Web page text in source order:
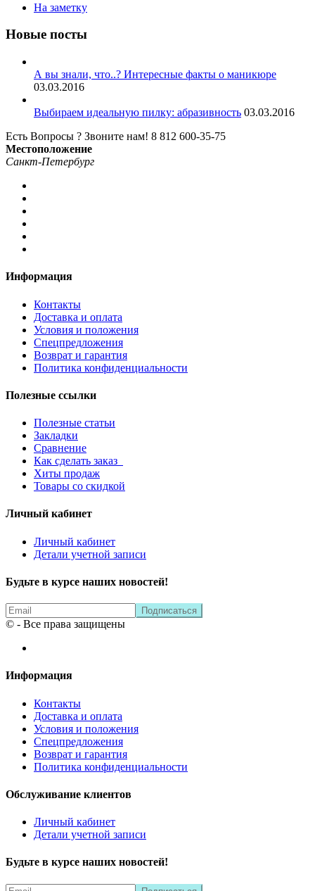
На заметку
Новые посты
А вы знали, что..? Интересные факты о маникюре
03.03.2016
Выбираем идеальную пилку: абразивность 03.03.2016
Есть Вопросы ? Звоните нам! 8 812 600-35-75
Местоположение
Санкт-Петербург
Информация
Контакты
Доставка и оплата
Условия и положения
Спецпредложения
Возврат и гарантия
Политика конфиденциальности
Полезные ссылки
Полезные статьи
Закладки
Сравнение
Как сделать заказ
Хиты продаж
Товары со скидкой
Личный кабинет
Личный кабинет
Детали учетной записи
Будьте в курсе наших новостей!
© - Все права защищены
Информация
Контакты
Доставка и оплата
Условия и положения
Спецпредложения
Возврат и гарантия
Политика конфиденциальности
Обслуживание клиентов
Личный кабинет
Детали учетной записи
Будьте в курсе наших новостей!